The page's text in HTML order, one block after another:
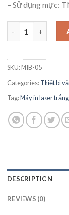
– Sử dụng mực:
SKU:MIB-05
Categories:Thiết bị
Tag:Máy in laser
DESCRIPTION
REVIEWS (0)